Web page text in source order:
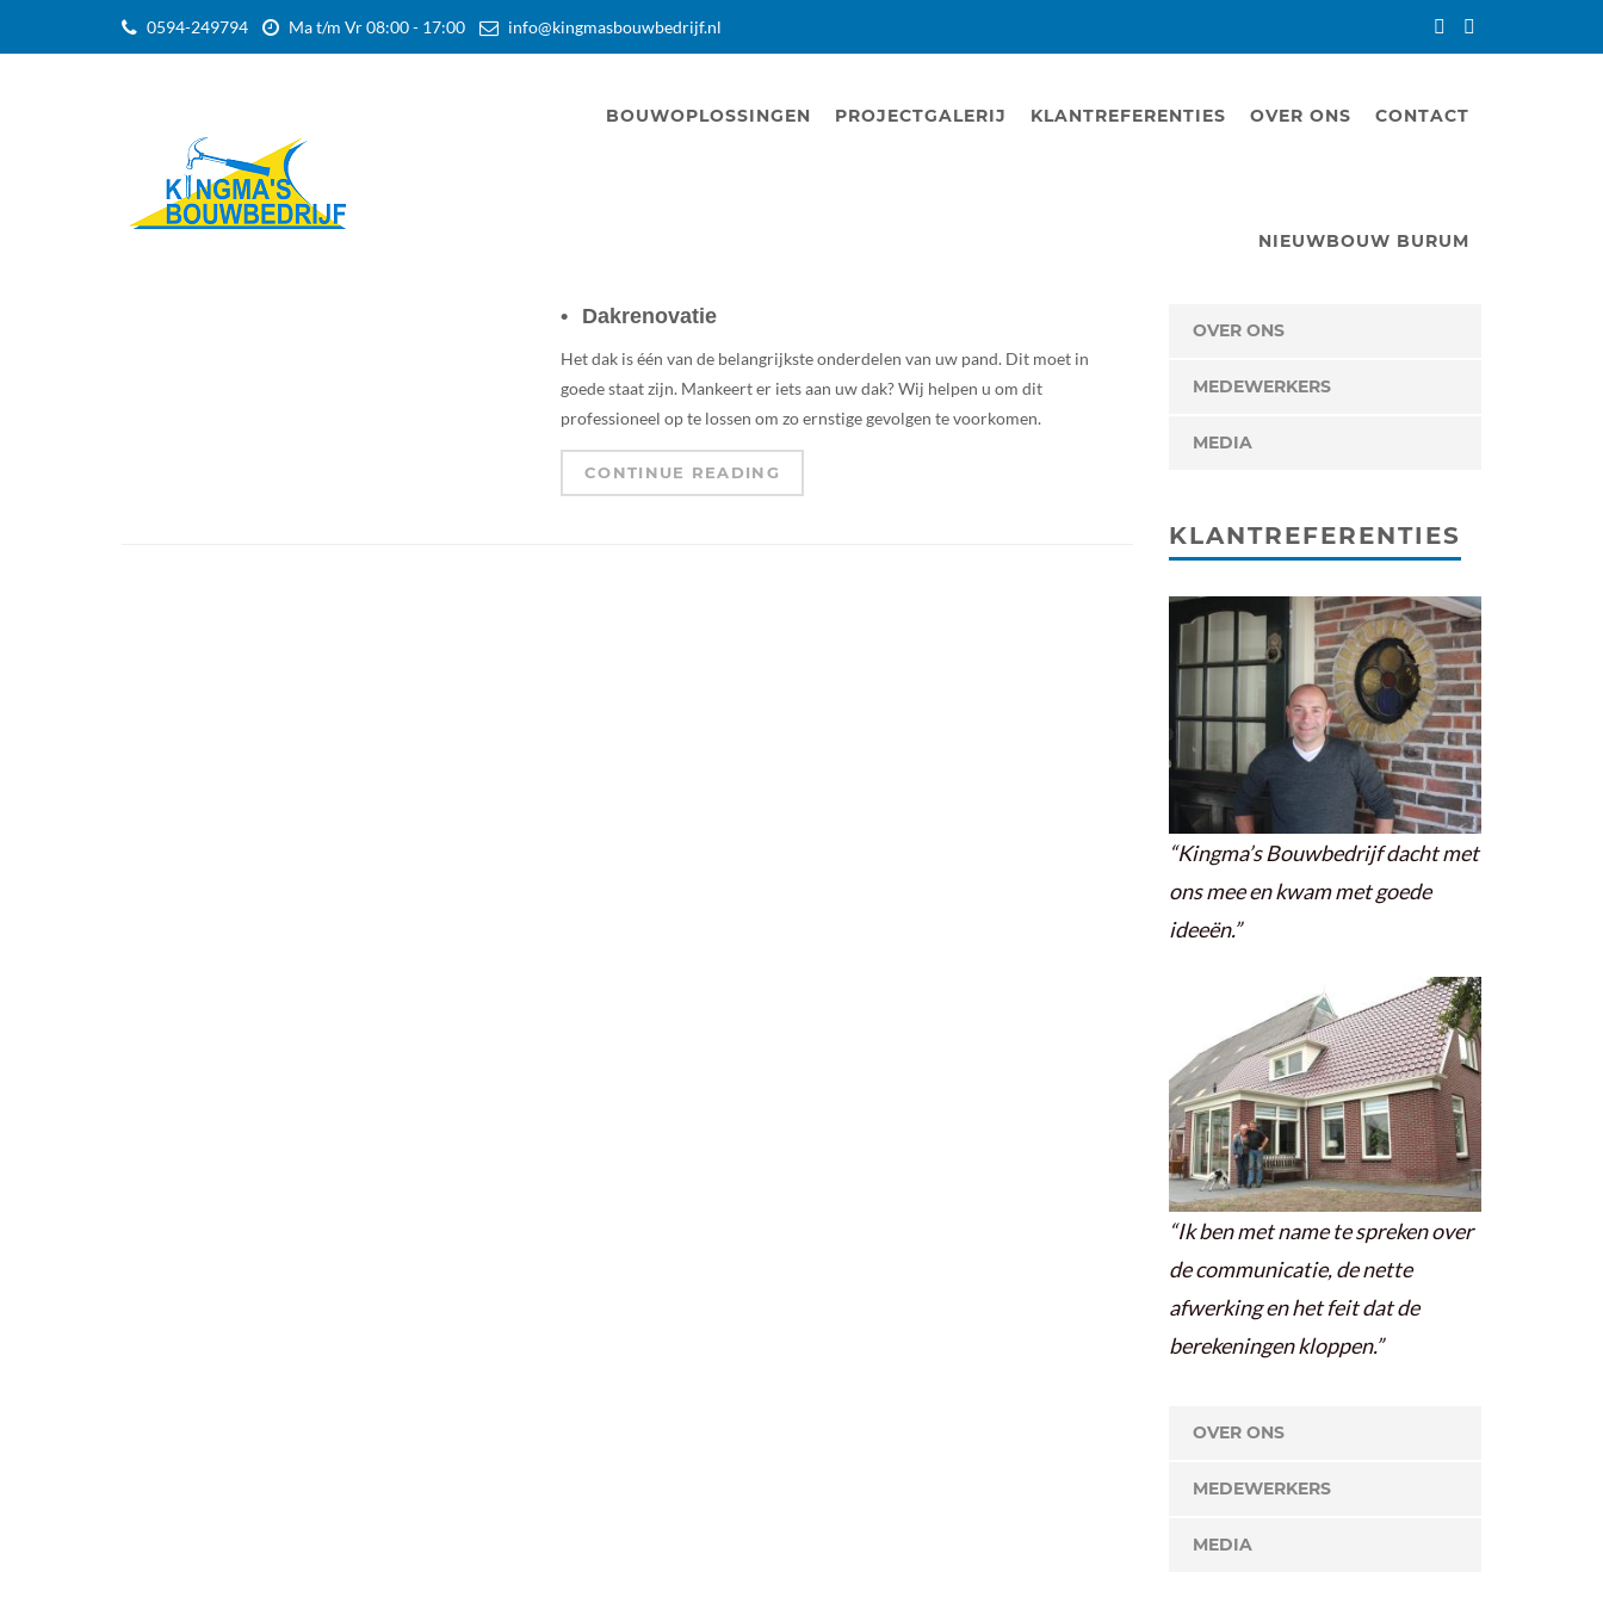
0594-249794 Ma t/m Vr 08:00 - 17:00 info@kingmasbouwbedrijf.nl
BOUWOPLOSSINGEN PROJECTGALERIJ KLANTREFERENTIES OVER ONS CONTACT
NIEUWBOUW BURUM
Dakrenovatie
Het dak is één van de belangrijkste onderdelen van uw pand. Dit moet in
goede staat zijn. Mankeert er iets aan uw dak? Wij helpen u om dit
professioneel op te lossen om zo ernstige gevolgen te voorkomen.
CONTINUE READING
OVER ONS
MEDEWERKERS
MEDIA
KLANTREFERENTIES
“Kingma’s Bouwbedrijf dacht met
ons mee en kwam met goede
ideeën.”
“Ik ben met name te spreken over
de communicatie, de nette
afwerking en het feit dat de
berekeningen kloppen.”
OVER ONS
MEDEWERKERS
MEDIA